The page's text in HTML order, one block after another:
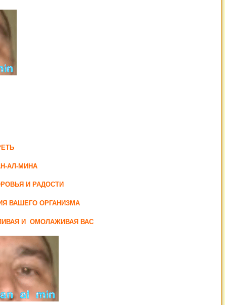
АЛ-МИНА
И РАДОСТИ
ВАШЕГО ОРГАНИЗМА
И ОМОЛАЖИВАЯ ВАС